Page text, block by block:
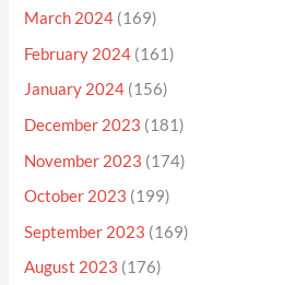
March 2024 (169)
February 2024 (161)
January 2024 (156)
December 2023 (181)
November 2023 (174)
October 2023 (199)
September 2023 (169)
August 2023 (176)